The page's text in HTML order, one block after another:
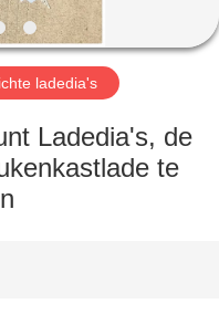
ladedia's
Ladedia's, de
te